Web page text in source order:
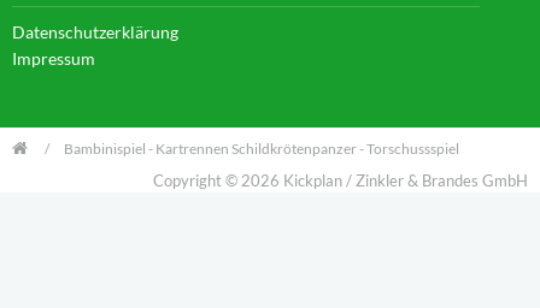
Datenschutzerklärung
Impressum
Bambinispiel - Kartrennen Schildkrötenpanzer - Torschussspiel
Copyright © 2026 Kickplan / Zinkler & Brandes GmbH